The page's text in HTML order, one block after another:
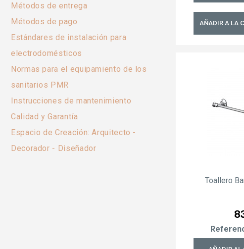
Métodos de entrega
Métodos de pago
Estándares de instalación para
electrodomésticos
Normas para el equipamiento de los
sanitarios PMR
Instrucciones de mantenimiento
Calidad y Garantía
Espacio de Creación: Arquitecto -
Decorador - Diseñador
AÑADIR A LA
Toallero